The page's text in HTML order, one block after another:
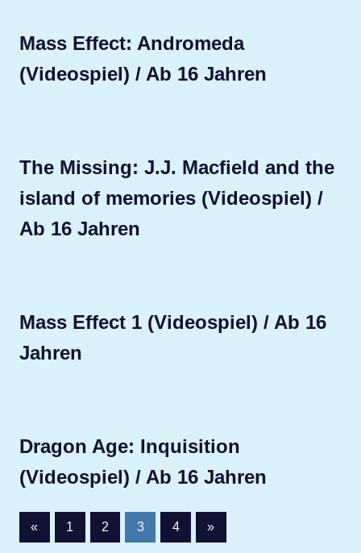
Mass Effect: Andromeda
(Videospiel) / Ab 16 Jahren
The Missing: J.J. Macfield and the
island of memories (Videospiel) /
Ab 16 Jahren
Mass Effect 1 (Videospiel) / Ab 16
Jahren
Dragon Age: Inquisition
(Videospiel) / Ab 16 Jahren
Seitennummerierung
« Vorherige
Beiträge
1 2 3 4
Nächste
Beiträge
»